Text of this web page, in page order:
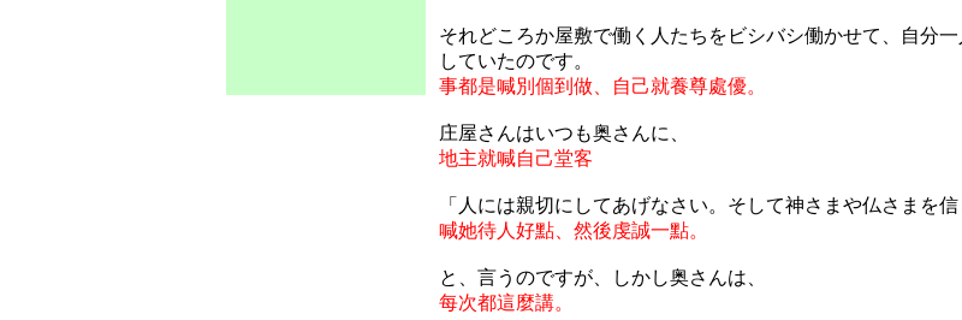
それどころか屋敷で働く人たちをビシバシ働かせて、自分
していたのです。
事都是喊別個到做、自己就養尊處優。
庄屋さんはいつも奥さんに、
地主就喊自己堂客
「人には親切にしてあげなさい。そして神さまや仏さまを信
喊她待人好點、然後虔誠一點。
と、言うのですが、しかし奥さんは、
每次都這麼講。